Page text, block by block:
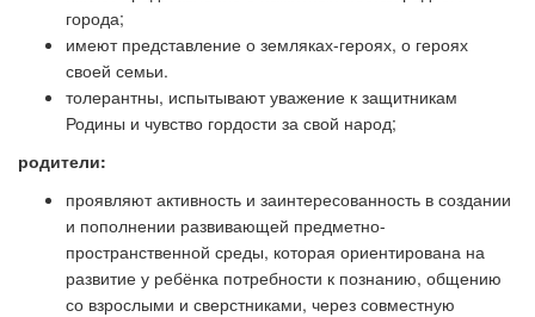
города;
имеют представление о земляках-героях, о героях
своей семьи.
толерантны, испытывают уважение к защитникам
Родины и чувство гордости за свой народ;
родители:
проявляют активность и заинтересованность в создании
и пополнении развивающей предметно-
пространственной среды, которая ориентирована на
развитие у ребёнка потребности к познанию, общению
со взрослыми и сверстниками, через совместную